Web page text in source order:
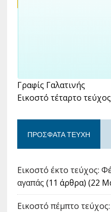
Γραφίς Γαλατινής
Εικοστό τέταρτο
ΠΡΌΣΦΑΤΑ ΤΕΎΧΗ
Εικοστό έκτο τεύχος:
αγαπάς (11 άρθρα) (22
Εικοστό πέμπτο